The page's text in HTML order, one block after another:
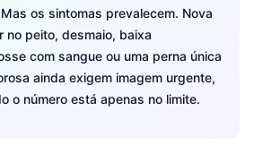
os sintomas prevalecem. Nova
no peito, desmaio, baixa
com sangue ou uma perna única
ainda exigem imagem urgente,
o número está apenas no limite.